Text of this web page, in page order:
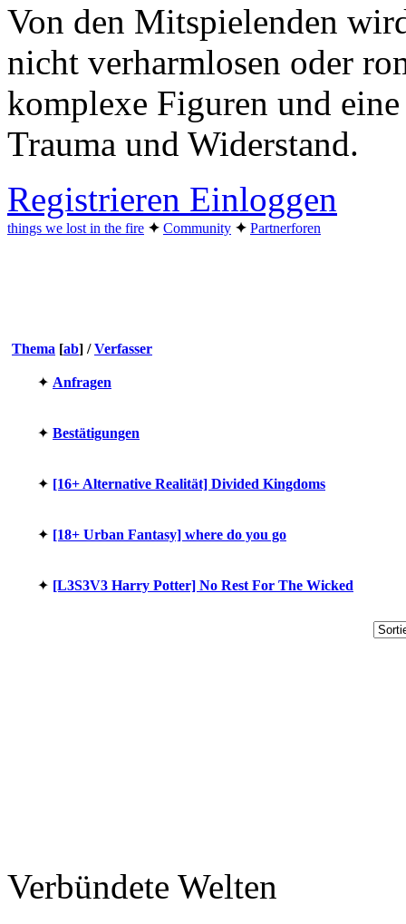
Von den Mitspielenden
nicht verharmlosen oder
komplexe Figuren und
Trauma und Widerstand.
Registrieren Einloggen
things we lost in the fire ✦︎ Community ✦︎ Partnerforen
Thema [ab] /Verfasser
✦︎ Anfragen
✦︎ Bestätigungen
✦︎ [16+ Alternative Realität] Divided Kingdoms
✦︎ [18+ Urban Fantasy] where do you go
✦︎ [L3S3V3 Harry Potter] No Rest For The Wicked
Verbündete Welten